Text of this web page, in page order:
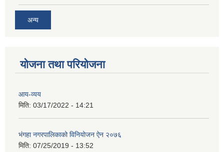
अन्य
योजना तथा परियोजना
आय-व्यय
मिति: 03/17/2022 - 14:21
भंगहा नगरपालिकाको विनियोजन ऐन २०७६
मिति: 07/25/2019 - 13:52